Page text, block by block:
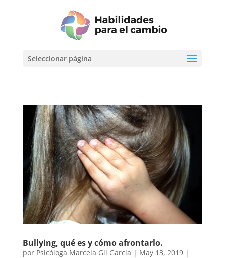
Seleccionar página
Bullying, qué es y cómo afrontarlo.
por Psicóloga Marcela Gil García | May 13, 2019|